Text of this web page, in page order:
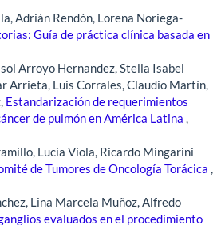
Adrián Rendón, Lorena Noriega-
Guía de práctica clínica basada en
Arroyo Hernandez, Stella Isabel
Arrieta, Luis Corrales, Claudio Martín,
Estandarización de requerimientos
de pulmón en América Latina ,
Lucia Viola, Ricardo Mingarini
de Tumores de Oncología Torácica ,
Lina Marcela Muñoz, Alfredo
evaluados en el procedimiento